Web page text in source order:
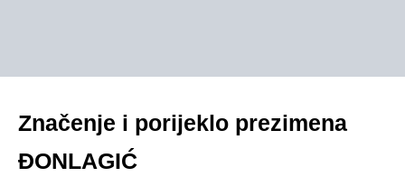
Značenje i porijeklo prezimena
ĐONLAGIĆ